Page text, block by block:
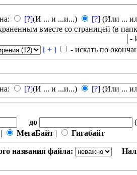
[?](И ... и ...и...) [?] (Или ...
вместе со страницей (в
-
[ + ] - искать по
[?](И ... и ...и...) [?] (Или ...
до
| МегаБайт | Гигабайт
названия файла: